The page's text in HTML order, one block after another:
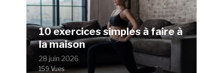
10 exercices simples à faire à
la maison
28 juin 2026
159 Vues